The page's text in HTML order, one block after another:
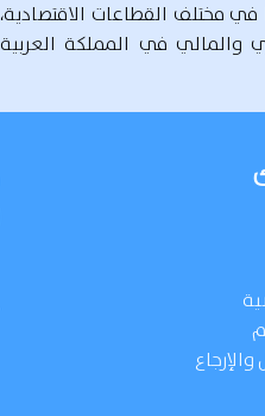
في عام 1967 على ترسيخ اسمها في مختلف القطاعات الاقتصادية،
والمالي في المملكة العربية